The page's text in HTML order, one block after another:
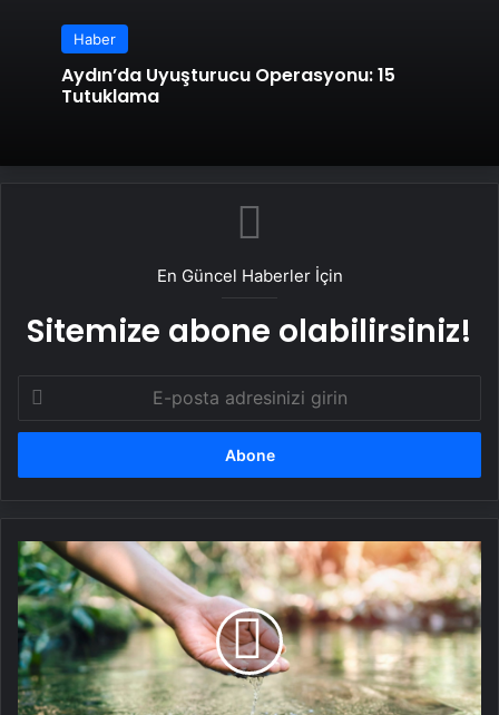
Haber
Aydın’da Uyuşturucu Operasyonu: 15
Tutuklama
En Güncel Haberler İçin
Sitemize abone olabilirsiniz!
posta
adresinizi
Duygusal
yüklerden
arınmanın
yolları
nelerdir?